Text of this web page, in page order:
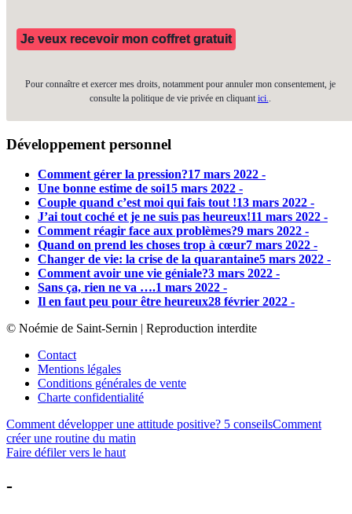
Je veux recevoir mon coffret gratuit
Pour connaître et exercer mes droits, notamment pour annuler mon consentement, je
consulte la politique de vie privée en cliquant ici..
Développement personnel
Comment gérer la pression?17 mars 2022 -
Une bonne estime de soi15 mars 2022 -
Couple quand c’est moi qui fais tout !13 mars 2022 -
J’ai tout coché et je ne suis pas heureux!11 mars 2022 -
Comment réagir face aux problèmes?9 mars 2022 -
Quand on prend les choses trop à cœur7 mars 2022 -
Changer de vie: la crise de la quarantaine5 mars 2022 -
Comment avoir une vie géniale?3 mars 2022 -
Sans ça, rien ne va ….1 mars 2022 -
Il en faut peu pour être heureux28 février 2022 -
© Noémie de Saint-Sernin | Reproduction interdite
Contact
Mentions légales
Conditions générales de vente
Charte confidentialité
Comment développer une attitude positive? 5 conseilsComment
créer une routine du matin
Faire défiler vers le haut
-